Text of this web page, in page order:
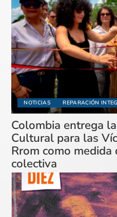
NOTICIAS REPARACIÓN
Colombia entrega
Cultural para las
Rrom como medida
colectiva